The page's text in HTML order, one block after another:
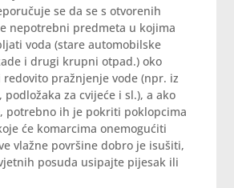
se da se s otvorenih
nepotrebni predmeta u kojima
voda (stare automobilske
i drugi krupni otpad.) oko
redovito pražnjenje vode (npr. iz
za cvijeće i sl.), a ako
potrebno ih je pokriti poklopcima
će komarcima onemogućiti
vlažne površine dobro je isušiti,
posuda usipajte pijesak ili